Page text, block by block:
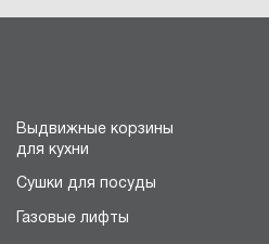
Выдвижные корзины
для кухни
Сушки для посуды
Газовые лифты